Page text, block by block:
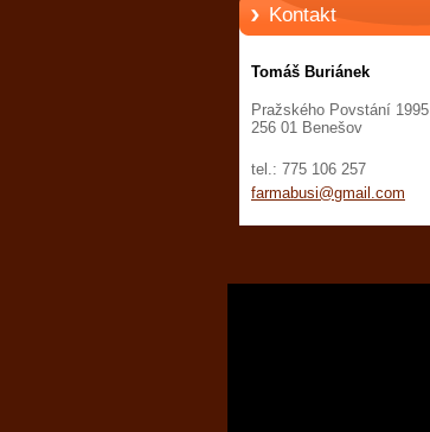
Kontakt
Tomáš Buriánek
Pražského Povstání 1995
256 01 Benešov
tel.: 775 106 257
farmabusi@gmail.com